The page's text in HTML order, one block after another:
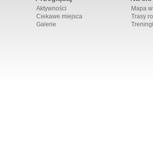
Aktywności
Ciekawe miejsca
Galerie
Mapa
Trasy